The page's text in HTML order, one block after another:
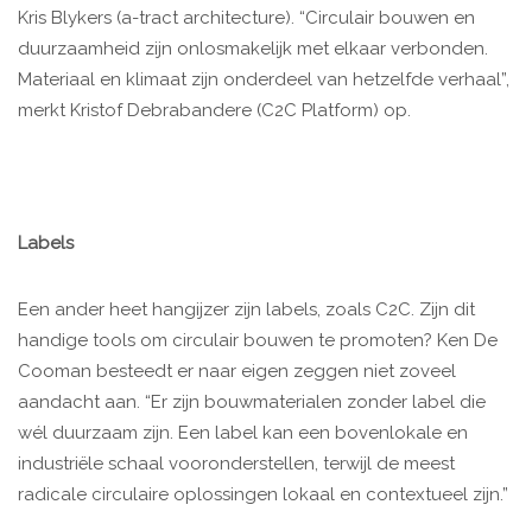
Kris Blykers (a-tract architecture). “Circulair bouwen en
duurzaamheid zijn onlosmakelijk met elkaar verbonden.
Materiaal en klimaat zijn onderdeel van hetzelfde verhaal”,
merkt Kristof Debrabandere (C2C Platform) op.
Labels
Een ander heet hangijzer zijn labels, zoals C2C. Zijn dit
handige tools om circulair bouwen te promoten? Ken De
Cooman besteedt er naar eigen zeggen niet zoveel
aandacht aan. “Er zijn bouwmaterialen zonder label die
wél duurzaam zijn. Een label kan een bovenlokale en
industriële schaal vooronderstellen, terwijl de meest
radicale circulaire oplossingen lokaal en contextueel zijn.”